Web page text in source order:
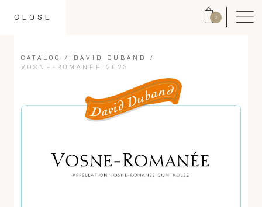
0
CLOSE
CATALOG / DAVID DUBAND
/
VOSNE-ROMANÉE 2023